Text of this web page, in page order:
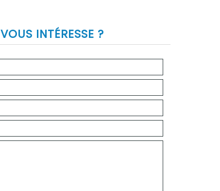
VOUS INTÉRESSE ?